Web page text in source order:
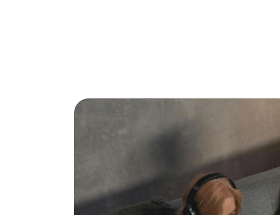
Vloerisolatie met folie is een efficiënte
in een aanzienlijke vermindering van je
reflecterende folie die onder de vloer
reflecteert warmte terug de leefruimte in,
het comfort binnenshuis toeneemt.